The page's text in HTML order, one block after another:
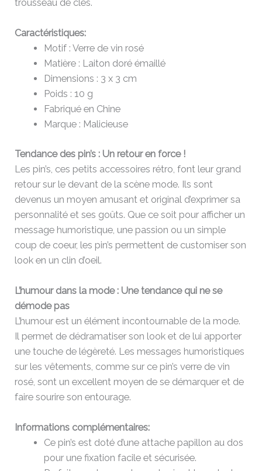
trousseau de clés.
Caractéristiques:
Motif : Verre de vin rosé
Matière : Laiton doré émaillé
Dimensions : 3 x 3 cm
Poids : 10 g
Fabriqué en Chine
Marque : Malicieuse
Tendance des pin’s : Un retour en force !
Les pin’s, ces petits accessoires rétro, font leur grand
retour sur le devant de la scène mode. Ils sont
devenus un moyen amusant et original d’exprimer sa
personnalité et ses goûts. Que ce soit pour afficher un
message humoristique, une passion ou un simple
coup de coeur, les pin’s permettent de customiser son
look en un clin d’oeil.
L’humour dans la mode : Une tendance qui ne se
démode pas
L’humour est un élément incontournable de la mode.
Il permet de dédramatiser son look et de lui apporter
une touche de légèreté. Les messages humoristiques
sur les vêtements, comme sur ce pin’s verre de vin
rosé, sont un excellent moyen de se démarquer et de
faire sourire son entourage.
Informations complémentaires:
Ce pin’s est doté d’une attache papillon au dos
pour une fixation facile et sécurisée.